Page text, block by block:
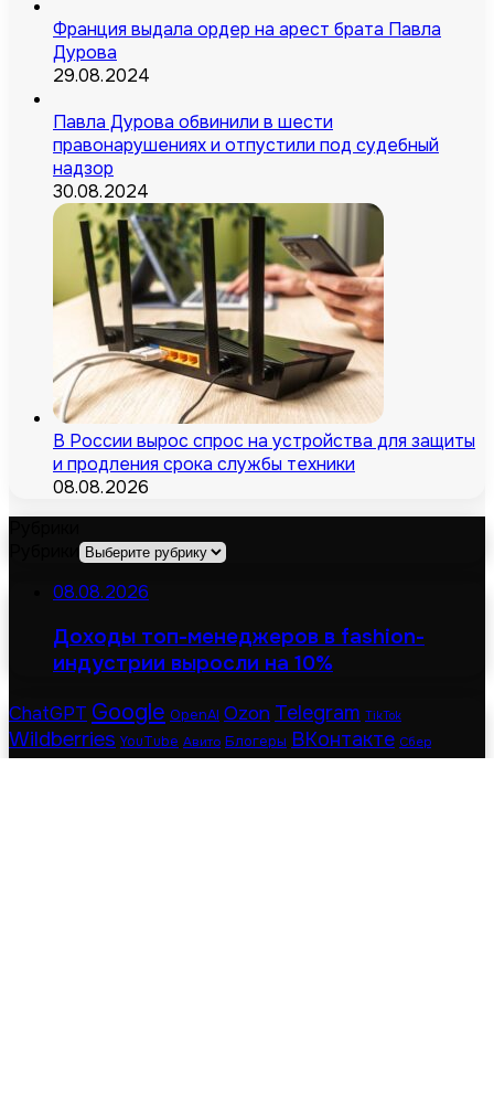
Франция выдала ордер на арест брата Павла
Дурова
29.08.2024
Павла Дурова обвинили в шести
правонарушениях и отпустили под судебный
надзор
30.08.2024
В России вырос спрос на устройства для защиты
и продления срока службы техники
08.08.2026
08.08.2026
Доходы топ-менеджеров в fashion-
индустрии выросли на 10%
ChatGPT Google OpenAI Ozon Telegram TikTok
Wildberries YouTube Авито Блогеры ВКонтакте Сбер